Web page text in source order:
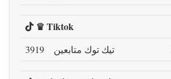
♛ Tiktok
3919 تيك توك متابعين